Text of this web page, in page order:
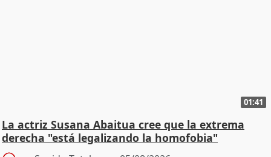
01:41
La actriz Susana Abaitua cree que la extrema
derecha "está legalizando la homofobia"